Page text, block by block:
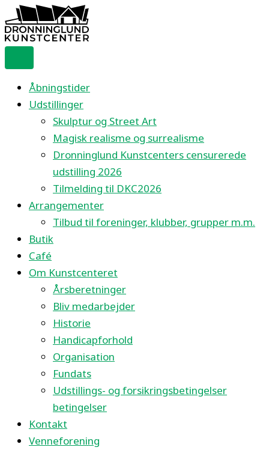
Gå
til
indholdet
Åbningstider
Udstillinger
Skulptur og Street Art
Magisk realisme og surrealisme
Dronninglund Kunstcenters censurerede
udstilling 2026
Tilmelding til DKC2026
Arrangementer
Tilbud til foreninger, klubber, grupper m.m.
Butik
Café
Om Kunstcenteret
Årsberetninger
Bliv medarbejder
Historie
Handicapforhold
Organisation
Fundats
Udstillings- og forsikringsbetingelser
betingelser
Kontakt
Venneforening